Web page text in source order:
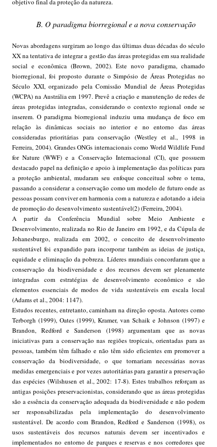
objetivo final da proteção da natureza.
B. O paradigma biorregional e a nova conservação
Novas abordagens surgiram ao longo das últimas duas décadas do século
XX na tentativa de integrar a gestão das áreas protegidas em sua realidade
social e econômica (Brown, 2002). Este novo paradigma, chamado
biorregional, foi proposto durante o Simpósio de Áreas Protegidas no
Século XXI, organizado pela Comissão Mundial de Áreas Protegidas
(WCPA) na Austrália em 1997. Prevê a criação e manutenção de redes de
áreas protegidas integradas, considerando o contexto regional onde se
inserem. O paradigma biorregional induziu uma mudança de foco em
relação às dinâmicas sociais no interior e no entorno das áreas
consideradas prioritárias para conservação (Westley et al., 1998 in
Ferreira, 2004). Grandes ONGs internacionais como World Wildlife Fund
for Nature (WWF) e a Conservação Internacional (CI), que possuem
destacado papel na definição e apoio à implementação das políticas para
a proteção ambiental, mudaram seu enfoque conceitual sobre o tema,
passando a considerar a conservação como um modelo de futuro onde as
pessoas possam conviver em harmonia com a natureza e adotando a ideia
de promoção do desenvolvimento sustentável(2) (Ferreira, 2004).
A partir da Conferência Mundial sobre Meio Ambiente e
Desenvolvimento, realizada no Rio de Janeiro em 1992, e da Cúpula de
Johanesburgo, realizada em 2002, o conceito de desenvolvimento
sustentável foi expandido para incorporar também as ideias de justiça,
equidade e eliminação da pobreza. Líderes mundiais concordaram que a
conservação da biodiversidade e dos recursos devem ser plenamente
integradas com estratégias de desenvolvimento econômico e são
elementos essenciais de modos de vida sustentáveis em escala local
(Adams et al., 2004: 1147).
Estudos recentes, entretanto, caminham na direção oposta. Autores como
Terborgh (1999), Oates (1999), Kramer, van Schaik e Johnson (1997) e
Brandon, Redford e Sanderson (1998) argumentam que as novas
iniciativas para a conservação nas regiões tropicais, orientadas para as
pessoas, também têm falhado e não têm sido eficientes em promover a
conservação da biodiversidade, o que tornariam necessárias novas
medidas emergenciais e por vezes autoritárias para garantir a preservação
das espécies (Wilshusen et al., 2002: 17-8). Estes trabalhos reforçam as
antigas posições preservacionistas, considerando que as áreas protegidas
são a essência da conservação adequada da biodiversidade e não podem
ser responsabilizadas pela implementação do desenvolvimento
sustentável. De acordo com Brandon, Redford e Sanderson (1998), os
usos sustentáveis dos recursos naturais devem ser incentivados e
implementados no entorno de parques e reservas e nos corredores que